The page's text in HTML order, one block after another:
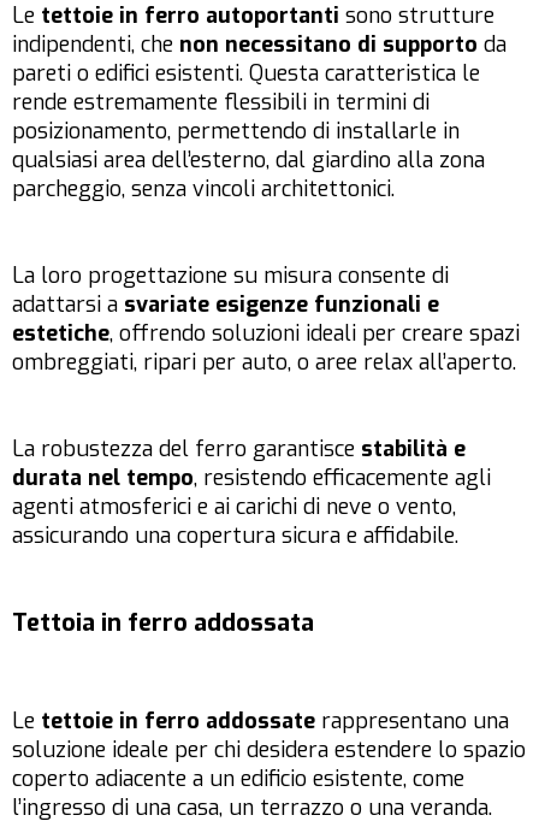
Le tettoie in ferro autoportanti sono strutture
indipendenti, che non necessitano di supporto da
pareti o edifici esistenti. Questa caratteristica le
rende estremamente flessibili in termini di
posizionamento, permettendo di installarle in
qualsiasi area dell’esterno, dal giardino alla zona
parcheggio, senza vincoli architettonici.
La loro progettazione su misura consente di
adattarsi a svariate esigenze funzionali e
estetiche, offrendo soluzioni ideali per creare spazi
ombreggiati, ripari per auto, o aree relax all’aperto.
La robustezza del ferro garantisce stabilità e
durata nel tempo, resistendo efficacemente agli
agenti atmosferici e ai carichi di neve o vento,
assicurando una copertura sicura e affidabile.
Tettoia in ferro addossata
Le tettoie in ferro addossate rappresentano una
soluzione ideale per chi desidera estendere lo spazio
coperto adiacente a un edificio esistente, come
l’ingresso di una casa, un terrazzo o una veranda.